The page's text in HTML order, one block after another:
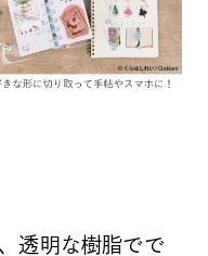
透明な樹脂でで